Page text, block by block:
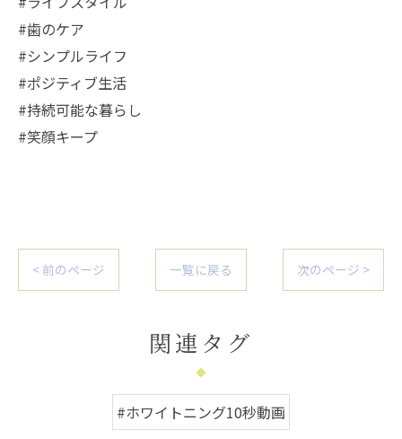
#歯のケア
#シンプルライフ
#ポジティブ生活
#持続可能な暮らし
#笑顔キープ
< 前のページ 一覧に戻る 次のページ >
関連タグ
#ホワイトニング10秒動画